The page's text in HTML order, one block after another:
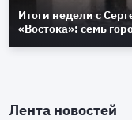
Итоги недели с
«Востока»: семь
Лента новостей